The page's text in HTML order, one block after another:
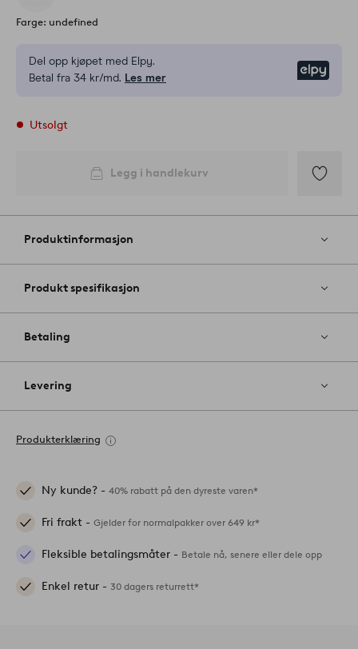
Farge: undefined
Del opp kjøpet med Elpy.
Betal fra 34 kr/md. Les mer
Utsolgt
Legg i handlekurv
til
Produktinformasjon
Produkt spesifikasjon
Betaling
Levering
Produkterklæring
Ny kunde? - 40% rabatt på den dyreste varen*
Fri frakt - Gjelder for normalpakker over 649 kr*
Fleksible betalingsmåter - Betale nå, senere eller dele opp
Enkel retur - 30 dagers returrett*